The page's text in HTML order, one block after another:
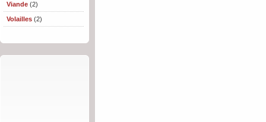
Viande (2)
Volailles (2)